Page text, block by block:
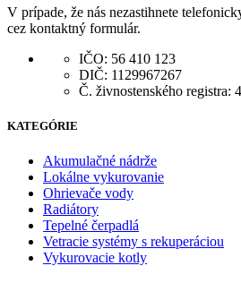
V prípade, že nás nezastihnete
cez kontaktný formulár.
IČO: 56 410 123
DIČ: 1129967267
Č. živnostenského registra:
KATEGÓRIE
Akumulačné nádrže
Lokálne vykurovanie
Ohrievače vody
Radiátory
Tepelné čerpadlá
Vetracie systémy s rekuperáciou
Vykurovacie kotly